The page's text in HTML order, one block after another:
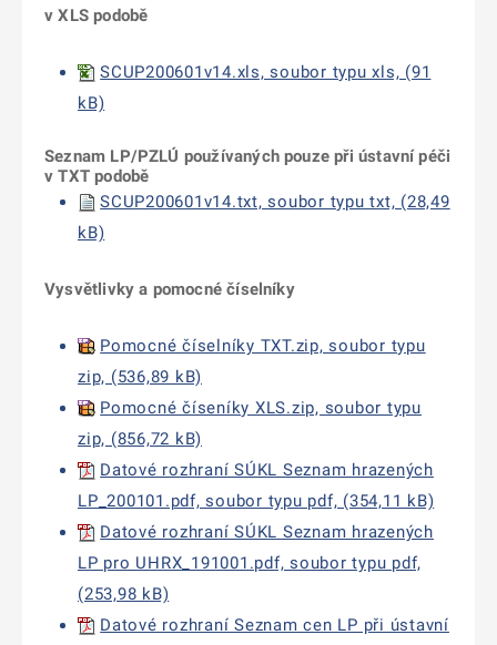
v XLS podobě
SCUP200601v14.xls, soubor typu xls, (91
kB)
Seznam LP/PZLÚ používaných pouze při ústavní péči
v TXT podobě
SCUP200601v14.txt, soubor typu txt, (28,49
kB)
Vysvětlivky a pomocné číselníky
Pomocné číselníky TXT.zip, soubor typu
zip, (536,89 kB)
Pomocné číseníky XLS.zip, soubor typu
zip, (856,72 kB)
Datové rozhraní SÚKL Seznam hrazených
LP_200101.pdf, soubor typu pdf, (354,11 kB)
Datové rozhraní SÚKL Seznam hrazených
LP pro UHRX_191001.pdf, soubor typu pdf,
(253,98 kB)
Datové rozhraní Seznam cen LP při ústavní